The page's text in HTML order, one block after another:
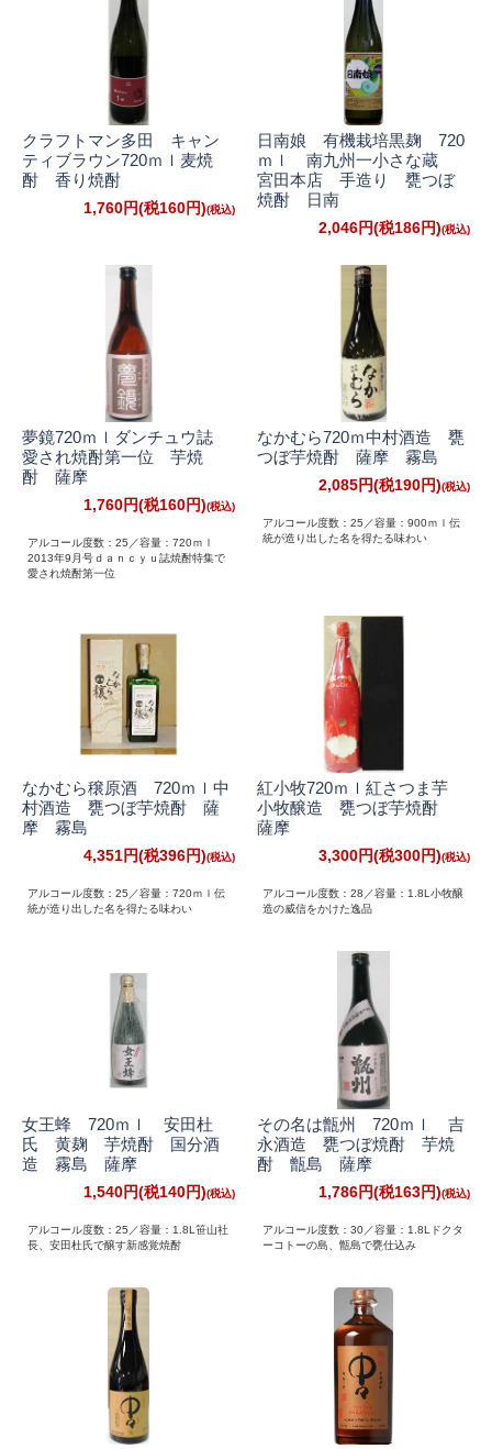
クラフトマン多田 キャン
ティブラウン720ｍｌ麦焼
酎 香り焼酎
1,760円(税160円)
日南娘 有機栽培黒麹 720
ｍｌ 南九州一小さな蔵
宮田本店 手造り 甕つぼ
焼酎 日南
2,046円(税186円)
夢鏡720ｍｌダンチュウ誌
愛され焼酎第一位 芋焼
酎 薩摩
1,760円(税160円)
アルコール度数：25／容量：720ｍｌ
2013年9月号ｄａｎｃｙｕ誌焼酎特集で
愛され焼酎第一位
なかむら720ｍ中村酒造 甕
つぼ芋焼酎 薩摩 霧島
2,085円(税190円)
アルコール度数：25／容量：900ｍｌ伝
統が造り出した名を得たる味わい
なかむら穣原酒 720ｍｌ中
村酒造 甕つぼ芋焼酎 薩
摩 霧島
4,351円(税396円)
アルコール度数：25／容量：720ｍｌ伝
統が造り出した名を得たる味わい
紅小牧720ｍｌ紅さつま芋
小牧醸造 甕つぼ芋焼酎
薩摩
3,300円(税300円)
アルコール度数：28／容量：1.8L小牧醸
造の威信をかけた逸品
女王蜂 720ｍｌ 安田杜
氏 黄麹 芋焼酎 国分酒
造 霧島 薩摩
1,540円(税140円)
アルコール度数：25／容量：1.8L笹山社
長、安田杜氏で醸す新感覚焼酎
その名は甑州 720ｍｌ 吉
永酒造 甕つぼ焼酎 芋焼
酎 甑島 薩摩
1,786円(税163円)
アルコール度数：30／容量：1.8Lドクタ
ーコトーの島、甑島で甕仕込み